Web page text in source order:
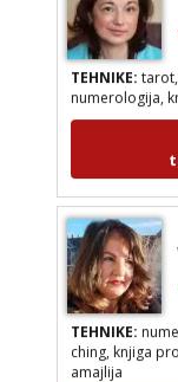
TEHNIKE:
visak, yi
izrada
TEHNIKE:tarot,
numerologija,
TEHNIKE:
ching, knjiga
amajlija